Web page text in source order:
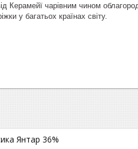
Керамейї чарівним чином
у багатьох країнах світу.
Янтар 36%